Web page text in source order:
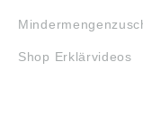
Shop Erklärvideos